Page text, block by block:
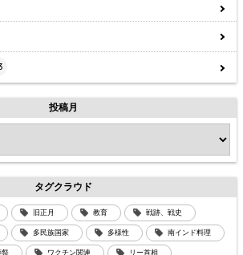
投稿月
タグクラウド
旧正月 教育 戦跡、戦史
多民族国家 多様性 南インド料理
祭 ワクチン関連 リー首相